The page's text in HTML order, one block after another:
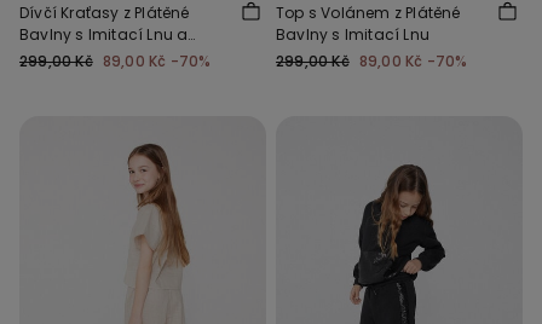
Dívčí Kraťasy z Plátěné
Bavlny s Imitací Lnu a
Volánky
299,00 Kč 89,00 Kč -70%
Top s Volánem z Plátěné
Bavlny s Imitací Lnu
299,00 Kč 89,00 Kč -70%